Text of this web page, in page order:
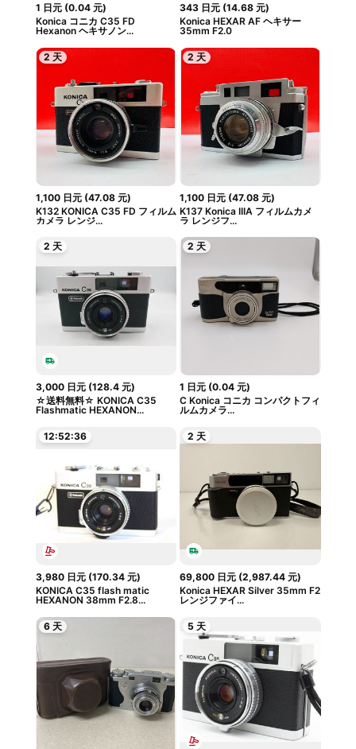
1 日元(0.04 元)
Konica コニカ C35 FD
Hexanon ヘキサノン...
343 日元 (14.68 元)
Konica HEXAR AF ヘキサー
35mm F2.0
2 天
1,100 日元(47.08 元)
K132 KONICA C35 FD フィルム
カメラ レンジ...
2 天
1,100 日元 (47.08 元)
K137 Konica IIIA フィルムカメ
ラ レンジフ...
2 天
3,000 日元(128.4 元)
☆送料無料☆ KONICA C35
Flashmatic HEXANON...
2 天
1 日元 (0.04 元)
C Konica コニカ コンパクトフィ
ルムカメラ...
12:52:35
3,980 日元(170.34 元)
KONICA C35 flash matic
HEXANON 38mm F2.8...
2 天
69,800 日元 (2,987.44 元)
Konica HEXAR Silver 35mm F2
レンジファイ...
6 天 5 天